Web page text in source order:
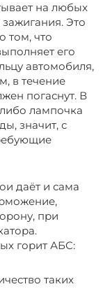
на любых
Это
том, что
его
автомобиля,
в течение
погаснут. В
лампочка
значит, с
даёт и сама
при
горит АБС:
таких